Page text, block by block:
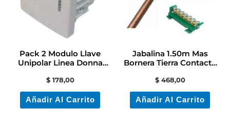
Pack 2 Modulo Llave
Unipolar Linea Donna
$178,00
Añadir Al Carrito
Jabalina 1.50m Mas
Bornera Tierra Contacto
$468,00
Añadir Al Carrito